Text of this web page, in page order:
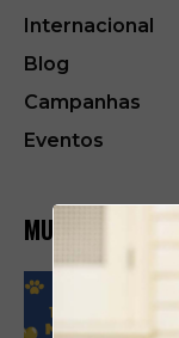
Internacional
Blog
Campanhas
Eventos
MUST READ